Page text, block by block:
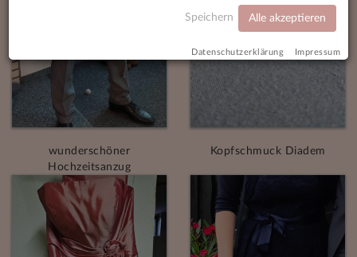
wunderschöner
Hochzeitsanzug
Kopfschmuck Diadem
Speichern Alle akzeptieren
Datenschutzerklärung Impressum